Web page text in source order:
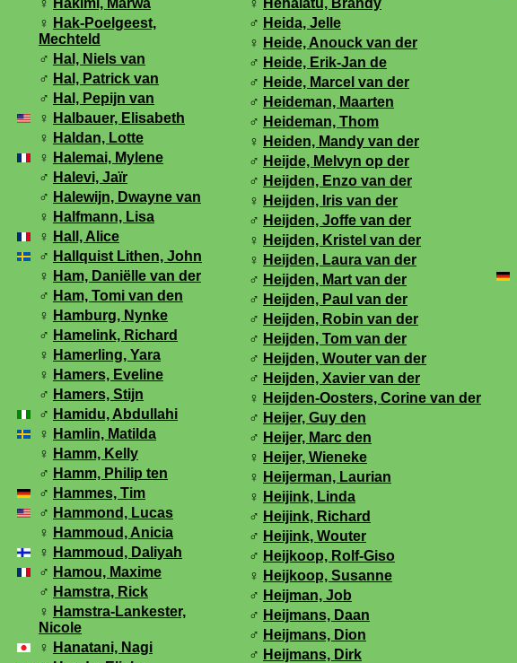
♀ Hakimi, Marwa
♀ Hak-Poelgeest,
Mechteld
♂ Hal, Niels van
♂ Hal, Patrick van
♂ Hal, Pepijn van
♀ Halbauer, Elisabeth
♀ Haldan, Lotte
♀ Halemai, Mylene
♂ Halevi, Jaïr
♂ Halewijn, Dwayne van
♀ Halfmann, Lisa
♀ Hall, Alice
♂ Hallquist Lithen, John
♀ Ham, Daniëlle van der
♂ Ham, Tomi van den
♀ Hamburg, Nynke
♂ Hamelink, Richard
♀ Hamerling, Yara
♀ Hamers, Eveline
♂ Hamers, Stijn
♂ Hamidu, Abdullahi
♀ Hamlin, Matilda
♀ Hamm, Kelly
♂ Hamm, Philip ten
♂ Hammes, Tim
♂ Hammond, Lucas
♀ Hammoud, Anicia
♀ Hammoud, Daliyah
♂ Hamou, Maxime
♂ Hamstra, Rick
♀ Hamstra-Lankester,
Nicole
♀ Hanatani, Nagi
♀ Hehalatu, Brandy
♂ Heida, Jelle
♀ Heide, Anouck van der
♂ Heide, Erik-Jan de
♂ Heide, Marcel van der
♂ Heideman, Maarten
♂ Heideman, Thom
♀ Heiden, Mandy van der
♂ Heijde, Melvyn op der
♂ Heijden, Enzo van der
♀ Heijden, Iris van der
♂ Heijden, Joffe van der
♀ Heijden, Kristel van der
♀ Heijden, Laura van der
♂ Heijden, Mart van der
♂ Heijden, Paul van der
♂ Heijden, Robin van der
♂ Heijden, Tom van der
♂ Heijden, Wouter van der
♂ Heijden, Xavier van der
♀ Heijden-Oosters, Corine van der
♂ Heijer, Guy den
♂ Heijer, Marc den
♀ Heijer, Wieneke
♀ Heijerman, Laurian
♀ Heijink, Linda
♂ Heijink, Richard
♂ Heijink, Wouter
♂ Heijkoop, Rolf-Giso
♀ Heijkoop, Susanne
♂ Heijman, Job
♂ Heijmans, Daan
♂ Heijmans, Dion
♂ Heijmans, Dirk